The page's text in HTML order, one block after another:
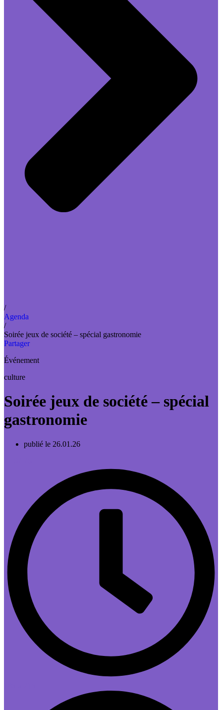
/
Agenda
/
Soirée jeux de société – spécial gastronomie
Partager
Événement
culture
Soirée jeux de société – spécial
gastronomie
publié le 26.01.26